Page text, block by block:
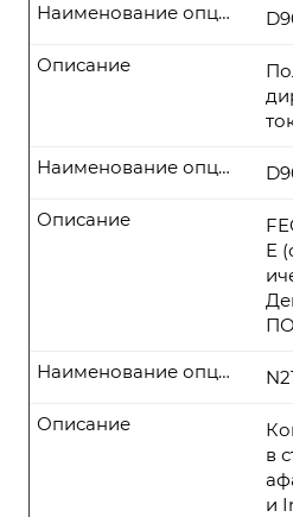
Наименование опции
Описание
Наименование опции
E
ПО
Описание
Наименование опции
в
и
Описание